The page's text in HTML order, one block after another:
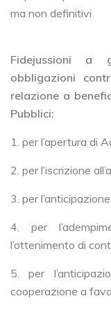
ma non definitivi
Fidejussioni a
obbligazioni
relazione a
Pubblici:
1. per l’apertura di
2. per l’iscrizione
3. per
4. per
l’ottenimento di
5. per
cooperazione a